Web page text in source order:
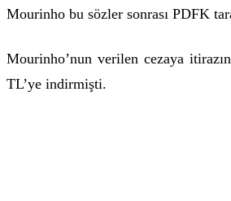
Mourinho bu sözler sonrası PDFK
Mourinho’nun verilen cezaya
TL’ye indirmişti.